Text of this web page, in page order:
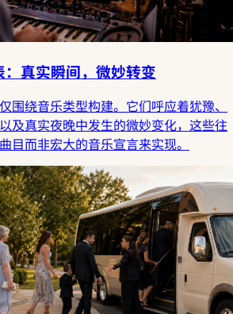
真实瞬间，微妙转变
围绕音乐类型构建。它们呼应着犹豫、
及真实夜晚中发生的微妙变化，这些往
目而非宏大的音乐宣言来实现。